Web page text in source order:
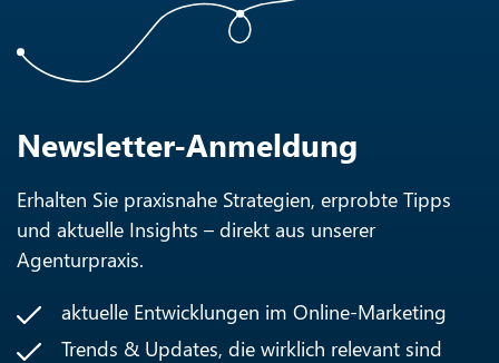
Newsletter-Anmeldung
Erhalten Sie praxisnahe Strategien, erprobte Tipps
und aktuelle Insights – direkt aus unserer
Agenturpraxis.
aktuelle Entwicklungen im Online-Marketing
Trends & Updates, die wirklich relevant sind